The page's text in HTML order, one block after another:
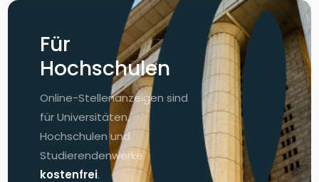
Für
Hochschulen
Online-Stellenanzeigen sind
für Universitäten,
Hochschulen und
Studierendenwerke
kostenfrei.